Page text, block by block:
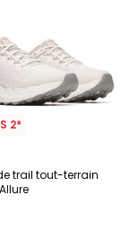
2*
trail tout-terrain